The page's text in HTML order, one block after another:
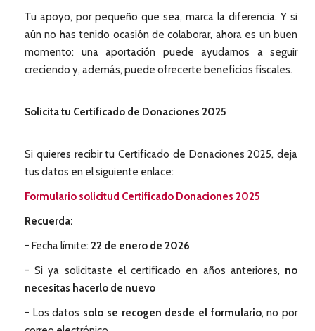
Tu apoyo, por pequeño que sea, marca la diferencia. Y si
aún no has tenido ocasión de colaborar, ahora es un buen
momento: una aportación puede ayudarnos a seguir
creciendo y, además, puede ofrecerte beneficios fiscales.
Solicita tu Certificado de Donaciones 2025
Si quieres recibir tu Certificado de Donaciones 2025, deja
tus datos en el siguiente enlace:
Formulario solicitud Certificado Donaciones 2025
Recuerda:
- Fecha límite: 22 de enero de 2026
- Si ya solicitaste el certificado en años anteriores, no
necesitas hacerlo de nuevo
- Los datos solo se recogen desde el formulario, no por